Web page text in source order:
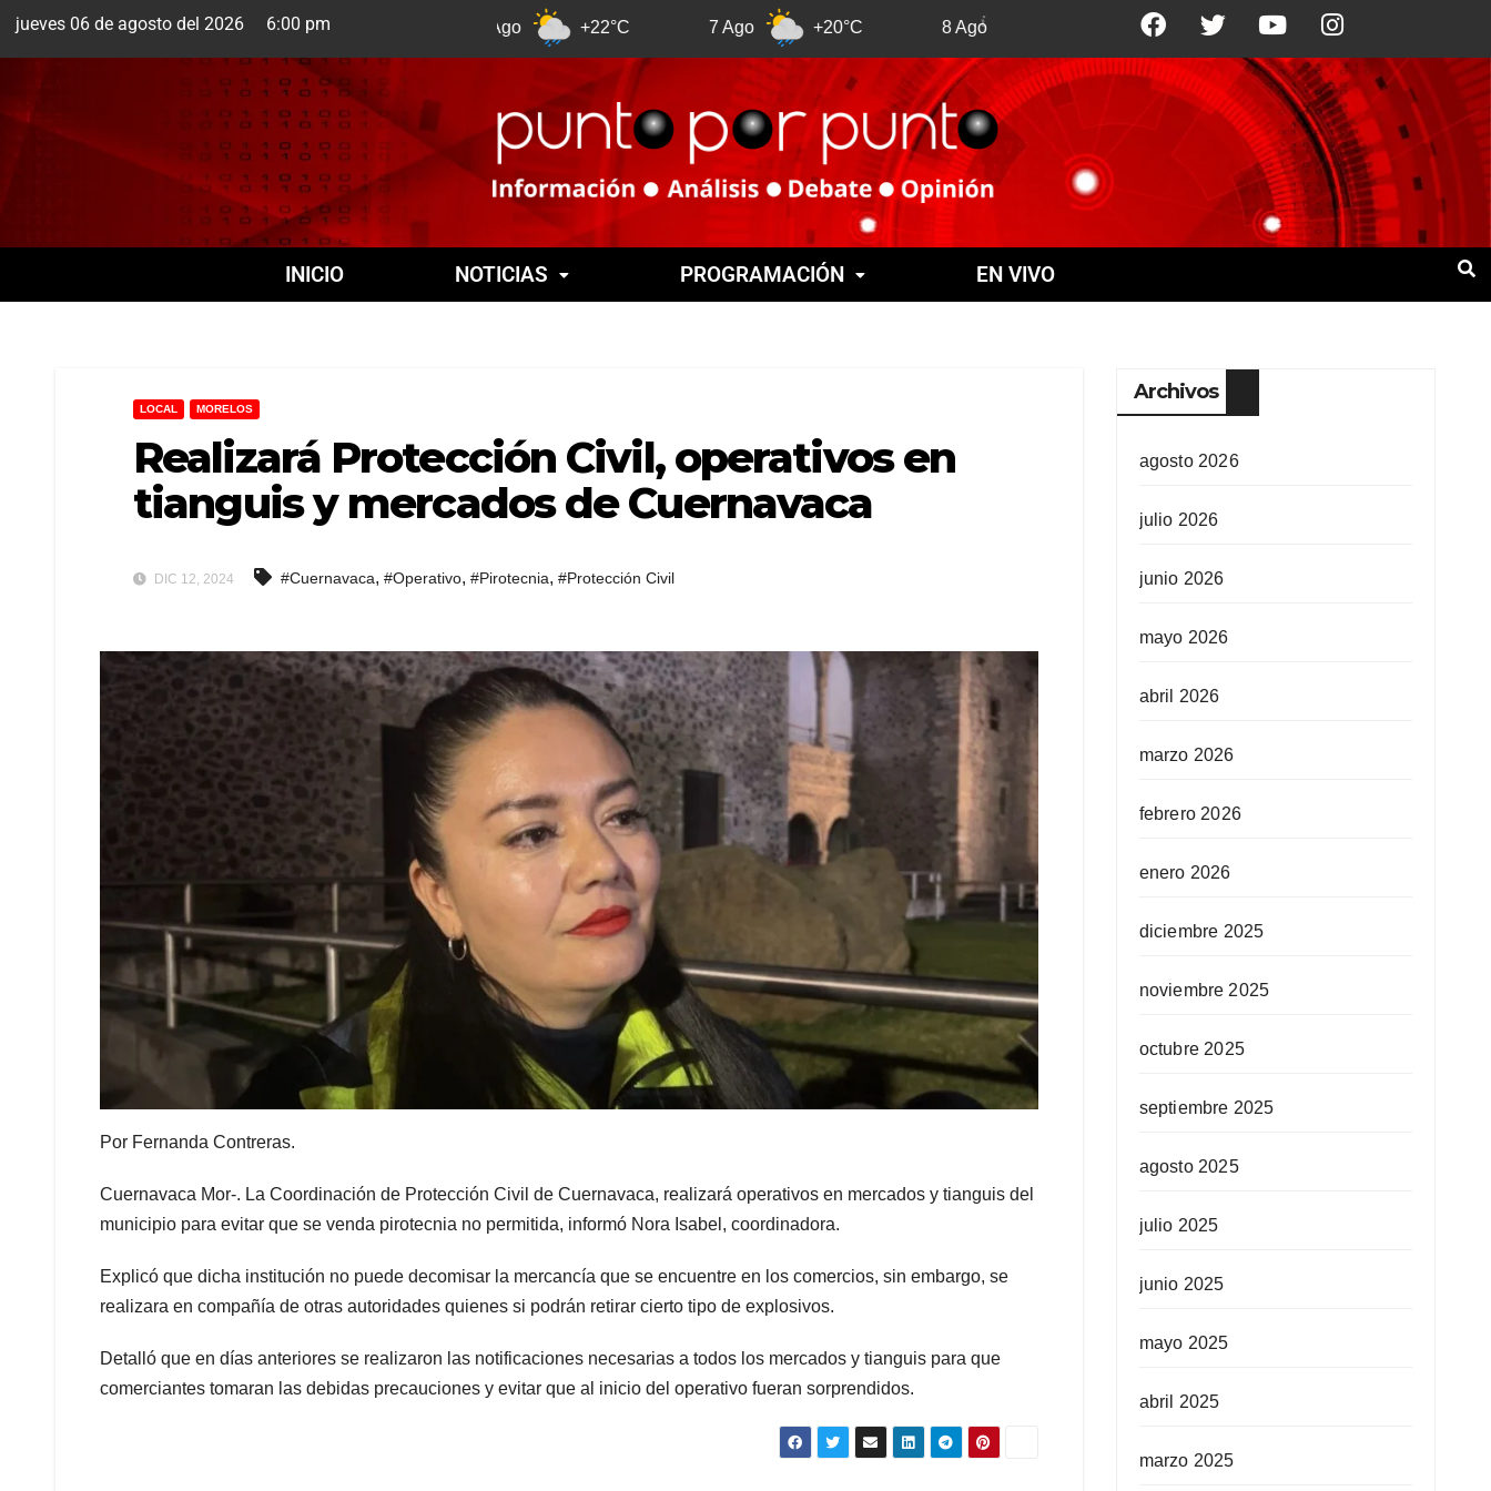
jueves 06 de agosto del 2026 6:00 pm
Cuernavaca +22°C 7 Ago +20°C 8 Ago +21°C +22°C 10 Ago
INICIO NOTICIAS PROGRAMACIÓN EN VIVO
LOCAL MORELOS
Realizará Protección Civil, operativos en
tianguis y mercados de Cuernavaca
DIC 12, 2024 #Cuernavaca, #Operativo, #Pirotecnia, #Protección Civil
Por Fernanda Contreras.
Cuernavaca Mor-. La Coordinación de Protección Civil de Cuernavaca, realizará operativos en mercados y tianguis del
municipio para evitar que se venda pirotecnia no permitida, informó Nora Isabel, coordinadora.
Explicó que dicha institución no puede decomisar la mercancía que se encuentre en los comercios, sin embargo, se
realizara en compañía de otras autoridades quienes si podrán retirar cierto tipo de explosivos.
Detalló que en días anteriores se realizaron las notificaciones necesarias a todos los mercados y tianguis para que
comerciantes tomaran las debidas precauciones y evitar que al inicio del operativo fueran sorprendidos.
Archivos
agosto 2026
julio 2026
junio 2026
mayo 2026
abril 2026
marzo 2026
febrero 2026
enero 2026
diciembre 2025
noviembre 2025
octubre 2025
septiembre 2025
agosto 2025
julio 2025
junio 2025
mayo 2025
abril 2025
marzo 2025